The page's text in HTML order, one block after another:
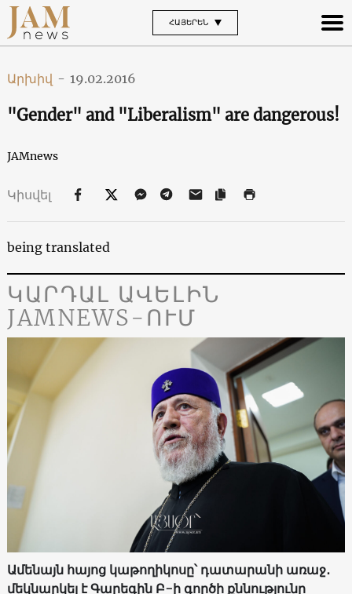
ՀԱՅԵՐԵՆ
Արխիվ - 19.02.2016
"Gender" and "Liberalism" are dangerous!
JAMnews
Կիսվել
being translated
ԿԱՐԴԱԼ ԱՎԵԼԻՆ
JAMNEWS-ՈՒՄ
Ամենայն հայոց կաթողիկոսը՝ դատարանի առաջ․
մեկնարկել է Գարեգին Բ-ի գործի քննությունը